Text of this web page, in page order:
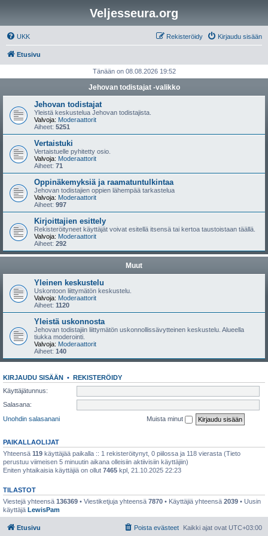
Veljesseura.org
UKK Kirjaudu sisään
Rekisteröidy
Etusivu
Tänään on 08.08.2026 19:52
Jehovan todistajat -valikko
Jehovan todistajat
Yleistä keskustelua Jehovan todistajista.
Valvoja: Moderaattorit
Aiheet: 5251
Vertaistuki
Vertaistuelle pyhitetty osio.
Valvoja: Moderaattorit
Aiheet: 71
Oppinäkemyksiä ja raamatuntulkintaa
Jehovan todistajien oppien lähempää tarkastelua
Valvoja: Moderaattorit
Aiheet: 997
Kirjoittajien esittely
Rekisteröityneet käyttäjät voivat esitellä itsensä tai kertoa taustoistaan täällä.
Valvoja: Moderaattorit
Aiheet: 292
Muut
Yleinen keskustelu
Uskontoon liittymätön keskustelu.
Valvoja: Moderaattorit
Aiheet: 1120
Yleistä uskonnosta
Jehovan todistajiin liittymätön uskonnollissävytteinen keskustelu. Alueella
tiukka moderointi.
Valvoja: Moderaattorit
Aiheet: 140
KIRJAUDU SISÄÄN • REKISTERÖIDY
Käyttäjätunnus:
Salasana:
Unohdin salasanani
Muista minut
PAIKALLAOLIJAT
Yhteensä 119 käyttäjää paikalla :: 1 rekisteröitynyt, 0 piilossa ja 118 vierasta (Tieto
perustuu viimeisen 5 minuutin aikana olleisiin aktiivisiin käyttäjiin)
Eniten yhtaikaisia käyttäjiä on ollut 7465 kpl, 21.10.2025 22:23
TILASTOT
Viestejä yhteensä 136369 • Viestiketjuja yhteensä 7870 • Käyttäjiä yhteensä 2039 • Uusin
käyttäjä LewisPam
Etusivu Kaikki ajat ovat UTC+03:00
Poista evästeet